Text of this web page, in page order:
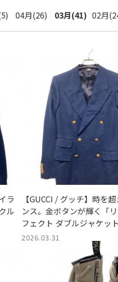
04月(26) 03月(41) 02月
ラ
ル
【GUCCI / グッチ】時を
ンス。金ボタンが輝く「
フェクト ダブルジャケッ
入荷しました。
2026.03.31